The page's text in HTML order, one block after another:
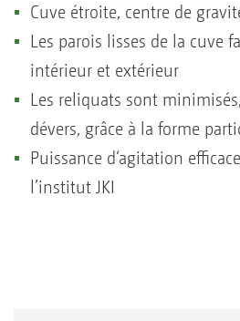
Cuve étroite, centre de
Les parois lisses de la cuve
intérieur et extérieur
Les reliquats sont
dévers, grâce à la forme
Puissance d‘agitation
l’institut JKI